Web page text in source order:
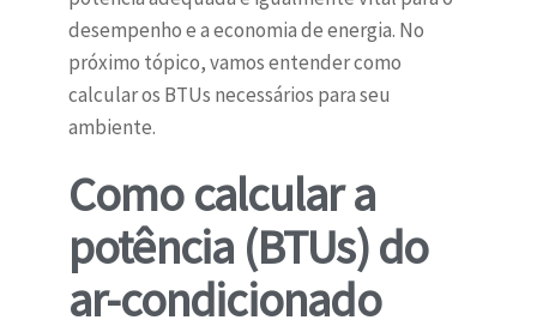
desempenho e a economia de energia. No
próximo tópico, vamos entender como
calcular os BTUs necessários para seu
ambiente.
Como calcular a
potência (BTUs) do
ar-condicionado